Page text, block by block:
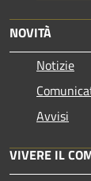
NOVITÀ
Notizie
Avvisi
VIVERE IL